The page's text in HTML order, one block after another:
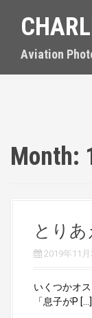
Aviation
Month:
とり
2019年11月
いくつかオ
「息子がP […]